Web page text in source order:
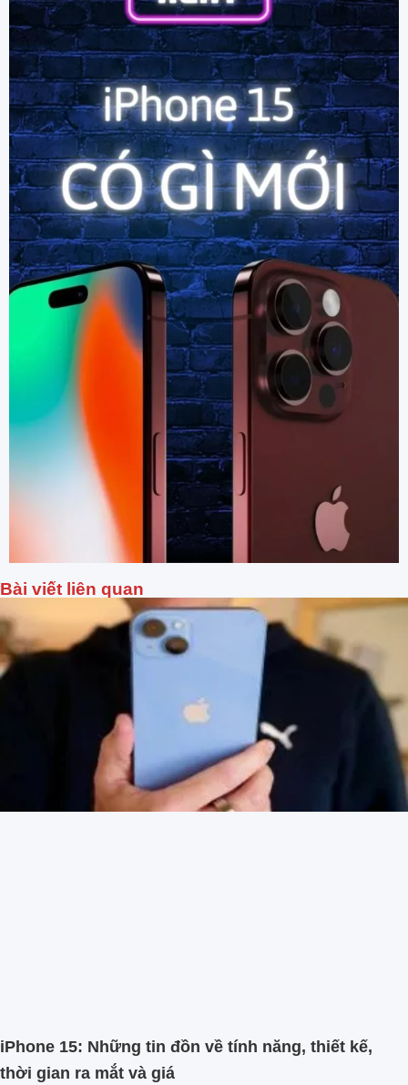
Bài viết liên quan
iPhone 15: Những tin đồn về tính năng, thiết kế,
thời gian ra mắt và giá